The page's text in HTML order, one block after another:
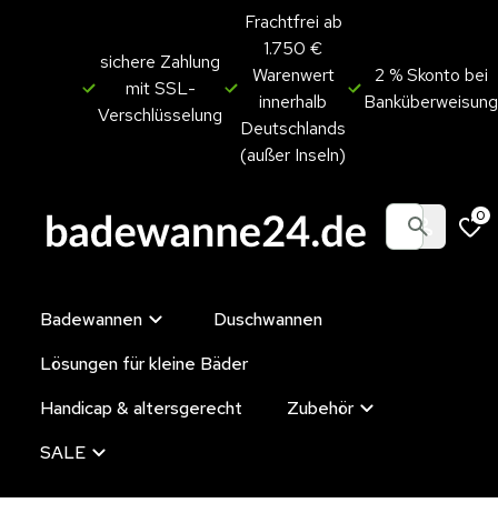
sichere Zahlung
mit SSL-
Verschlüsselung
Frachtfrei ab
1.750 €
Warenwert
innerhalb
Deutschlands
(außer Inseln)
2 % Skonto bei
Banküberweisung
0
Badewannen
Duschwannen
Lösungen für kleine Bäder
Handicap & altersgerecht
Zubehör
SALE